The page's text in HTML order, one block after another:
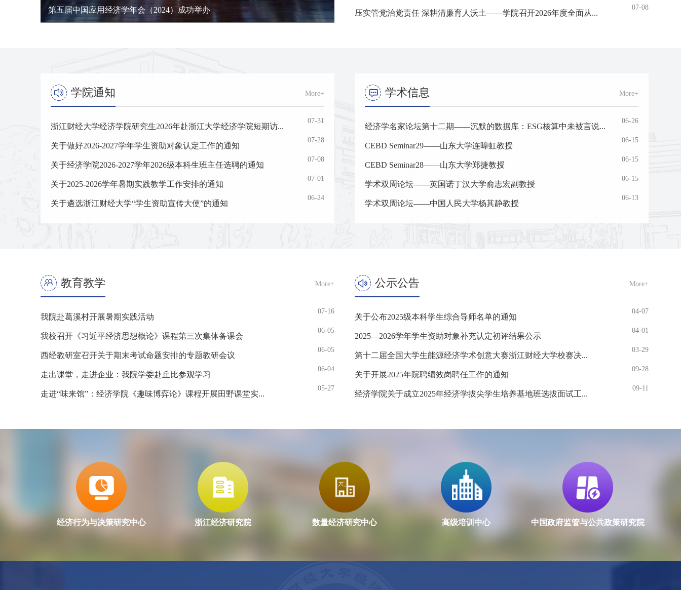
第五届中国应用经济学年会（2024）成功举办 学院召开党委（扩大）会议研究部署党纪学习教育工作 我院召开本
压实管党治党责任 深耕清廉育人沃土——学院召开2026年度全面从...
07-08
学院通知 More+
浙江财经大学经济学院研究生2026年赴浙江大学经济学院短期访...
07-31
关于做好2026-2027学年学生资助对象认定工作的通知
07-28
关于经济学院2026-2027学年2026级本科生班主任选聘的通知
07-08
关于2025-2026学年暑期实践教学工作安排的通知
07-01
关于遴选浙江财经大学“学生资助宣传大使”的通知
06-24
学术信息 More+
经济学名家论坛第十二期——沉默的数据库：ESG核算中未被言说...
06-26
CEBD Seminar29——山东大学连暐虹教授
06-15
CEBD Seminar28——山东大学郑捷教授
06-15
学术双周论坛——英国诺丁汉大学俞志宏副教授
06-15
学术双周论坛——中国人民大学杨其静教授
06-13
教育教学 More+
我院赴葛溪村开展暑期实践活动
07-16
​我校召开《习近平经济思想概论》课程第三次集体备课会
06-05
西经教研室召开关于期末考试命题安排的专题教研会议
06-05
走出课堂，走进企业：我院学委赴丘比参观学习
06-04
走进“味来馆”：经济学院《趣味博弈论》课程开展田野课堂实...
05-27
公示公告 More+
关于公布2025级本科学生综合导师名单的通知
04-07
2025—2026学年学生资助对象补充认定初评结果公示
04-01
第十二届全国大学生能源经济学术创意大赛浙江财经大学校赛决...
03-29
关于开展2025年院聘绩效岗聘任工作的通知
09-28
经济学院关于成立2025年经济学拔尖学生培养基地班选拔面试工...
09-11
经济行为与决策研究中心 浙江经济研究院 数量经济研究中心 高级培训中心 中国政府监管与公共政策研究院